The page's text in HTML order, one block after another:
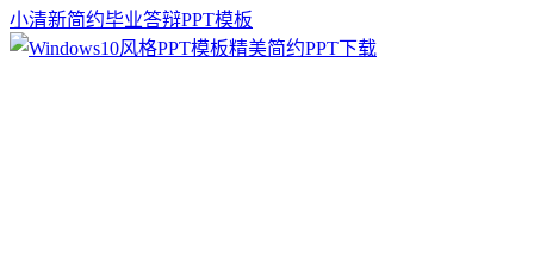
小清新简约毕业答辩PPT模板